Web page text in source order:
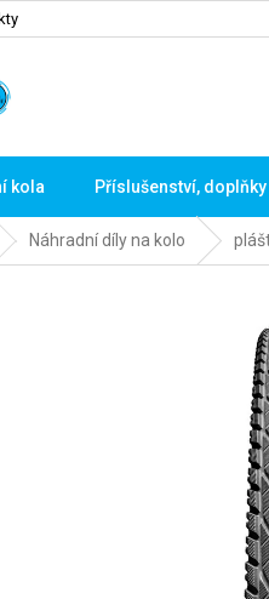
kola Příslušenství,
Náhradní díly na kolo